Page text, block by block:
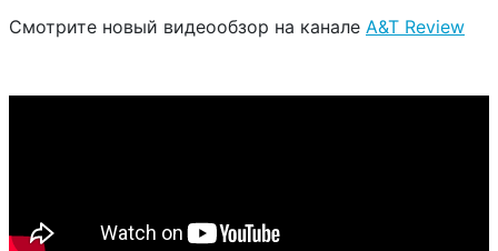
Смотрите новый видеообзор на канале A&T Review